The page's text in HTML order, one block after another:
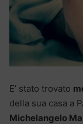
E’ stato trovato
della sua casa a
Michelangelo